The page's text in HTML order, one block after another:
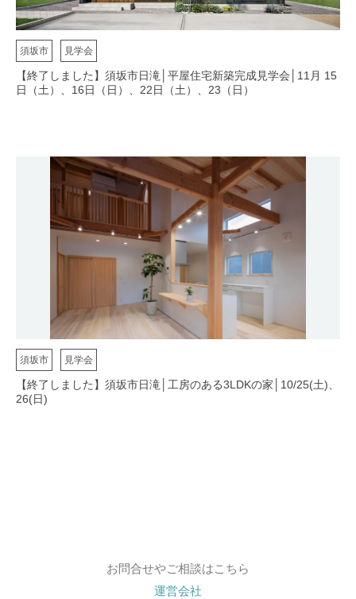
須坂市 見学会
【終了しました】須坂市日滝│平屋住宅新築完成見学会│11月 15
日（土）、16日（日）、22日（土）、23（日）
須坂市 見学会
【終了しました】須坂市日滝│工房のある3LDKの家│10/25(土)、
26(日)
お問合せやご相談はこちら
運営会社